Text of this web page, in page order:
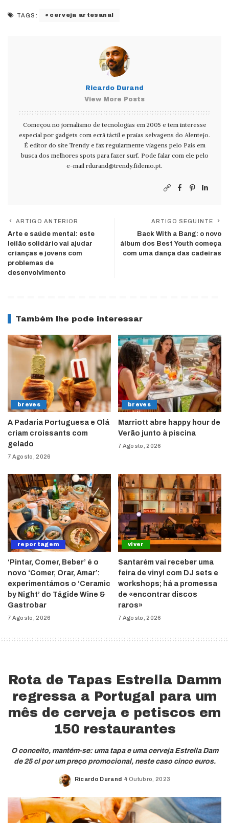
TAGS: cerveja artesanal
Ricardo Durand
View More Posts
Começou no jornalismo de tecnologias em 2005 e tem interesse
especial por gadgets com ecrã táctil e praias selvagens do Alentejo.
É editor do site Trendy e faz regularmente viagens pelo País em
busca dos melhores spots para fazer surf. Pode falar com ele pelo
e-mail rdurand@trendy.fidemo.pt.
ARTIGO ANTERIOR
Arte e saúde mental: este
leilão solidário vai ajudar
crianças e jovens com
problemas de
desenvolvimento
ARTIGO SEGUINTE
Back With a Bang: o novo
álbum dos Best Youth começa
com uma dança das cadeiras
Também lhe pode interessar
breves
A Padaria Portuguesa e Olá
criam croissants com
gelado
7 Agosto, 2026
breves
Marriott abre happy hour de
Verão junto à piscina
7 Agosto, 2026
reportagem
‘Pintar, Comer, Beber’ é o
novo ‘Comer, Orar, Amar’:
experimentámos o ‘Ceramic
by Night’ do Tágide Wine &
Gastrobar
7 Agosto, 2026
viver
Santarém vai receber uma
feira de vinyl com DJ sets e
workshops; há a promessa
de «encontrar discos
raros»
7 Agosto, 2026
Rota de Tapas Estrella Damm
regressa a Portugal para um
mês de cerveja e petiscos em
150 restaurantes
O conceito, mantém-se: uma tapa e uma cerveja Estrella Dam
de 25 cl por um preço promocional, neste caso cinco euros.
Posted
Ricardo Durand 4 Outubro, 2023